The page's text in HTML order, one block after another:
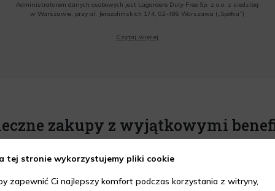
Administratorem danych osobowych jest Lagardere Duty Free Sp. z o.o. z siedzibą
w Warszawie, przy al. Jerozolimskich 174, 02-486 Warszawa („Spółka”)
o.o. informacji handlowych, w tym newslettera, informacji o promocjach i
Czytaj więcej
zakupy z wyjątkowymi
tej stronie wykorzystujemy pliki cookie
zapewnić Ci najlepszy komfort podczas korzystania z witryny,